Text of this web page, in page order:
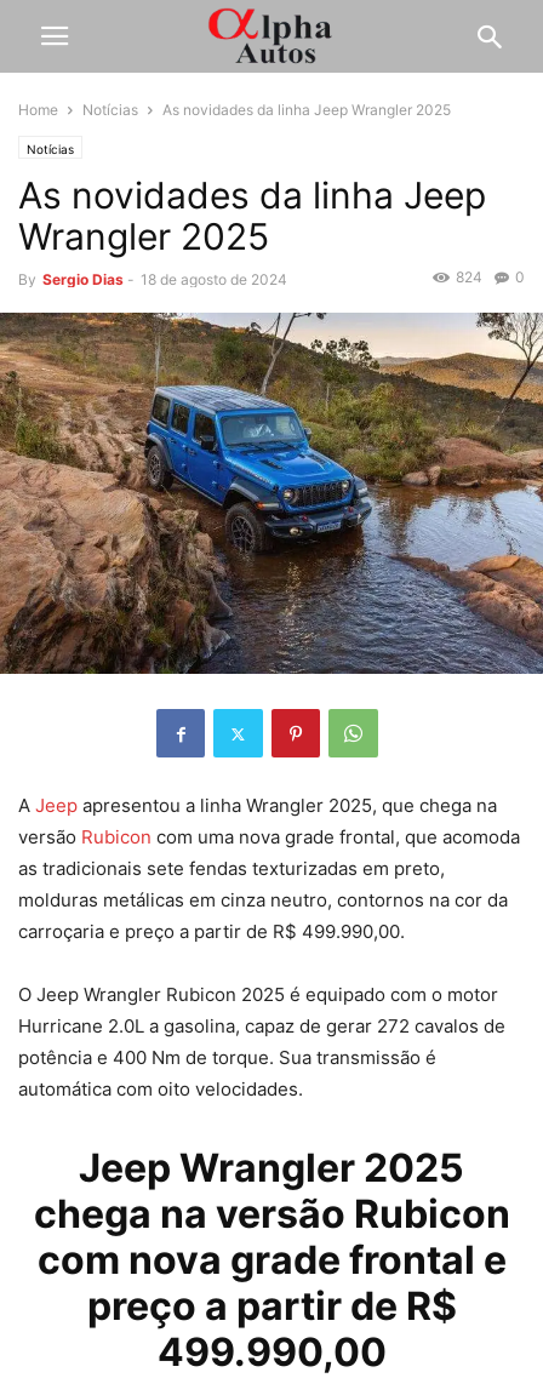
Home Notícias As novidades da linha Jeep Wrangler 2025
Notícias
As novidades da linha Jeep
Wrangler 2025
By Sergio Dias - 18 de agosto de 2024 0
824
A Jeep apresentou a linha Wrangler 2025, que chega na
versão Rubicon com uma nova grade frontal, que acomoda
as tradicionais sete fendas texturizadas em preto,
molduras metálicas em cinza neutro, contornos na cor da
carroçaria e preço a partir de R$ 499.990,00.
O Jeep Wrangler Rubicon 2025 é equipado com o motor
Hurricane 2.0L a gasolina, capaz de gerar 272 cavalos de
potência e 400 Nm de torque. Sua transmissão é
automática com oito velocidades.
Jeep Wrangler 2025
chega na versão Rubicon
com nova grade frontal e
preço a partir de R$
499.990,00